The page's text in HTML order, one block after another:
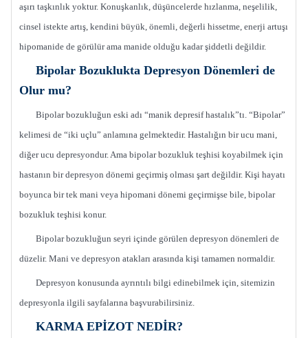
aşırı taşkınlık yoktur. Konuşkanlık, düşüncelerde hızlanma, neşelilik,
cinsel istekte artış, kendini büyük, önemli, değerli hissetme, enerji artuşı
hipomanide de görülür ama manide olduğu kadar şiddetli değildir.
Bipolar Bozuklukta Depresyon Dönemleri de
Olur mu?
Bipolar bozukluğun eski adı “manik depresif hastalık”tı. “Bipolar”
kelimesi de “iki uçlu” anlamına gelmektedir. Hastalığın bir ucu mani,
diğer ucu depresyondur. Ama bipolar bozukluk teşhisi koyabilmek için
hastanın bir depresyon dönemi geçirmiş olması şart değildir. Kişi hayatı
boyunca bir tek mani veya hipomani dönemi geçirmişse bile, bipolar
bozukluk teşhisi konur.
Bipolar bozukluğun seyri içinde görülen depresyon dönemleri de
düzelir. Mani ve depresyon atakları arasında kişi tamamen normaldir.
Depresyon konusunda ayrıntılı bilgi edinebilmek için, sitemizin
depresyonla ilgili sayfalarına başvurabilirsiniz.
KARMA EPİZOT NEDİR?